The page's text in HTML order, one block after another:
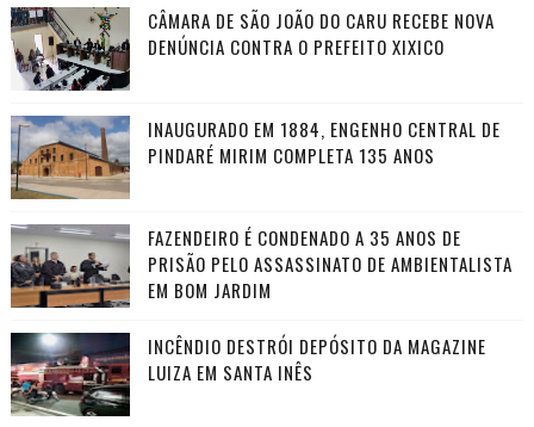
CÂMARA DE SÃO JOÃO DO CARU RECEBE NOVA
DENÚNCIA CONTRA O PREFEITO XIXICO
INAUGURADO EM 1884, ENGENHO CENTRAL DE
PINDARÉ MIRIM COMPLETA 135 ANOS
FAZENDEIRO É CONDENADO A 35 ANOS DE
PRISÃO PELO ASSASSINATO DE AMBIENTALISTA
EM BOM JARDIM
INCÊNDIO DESTRÓI DEPÓSITO DA MAGAZINE
LUIZA EM SANTA INÊS